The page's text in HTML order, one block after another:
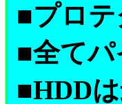
■プロ
■全て
■HDD